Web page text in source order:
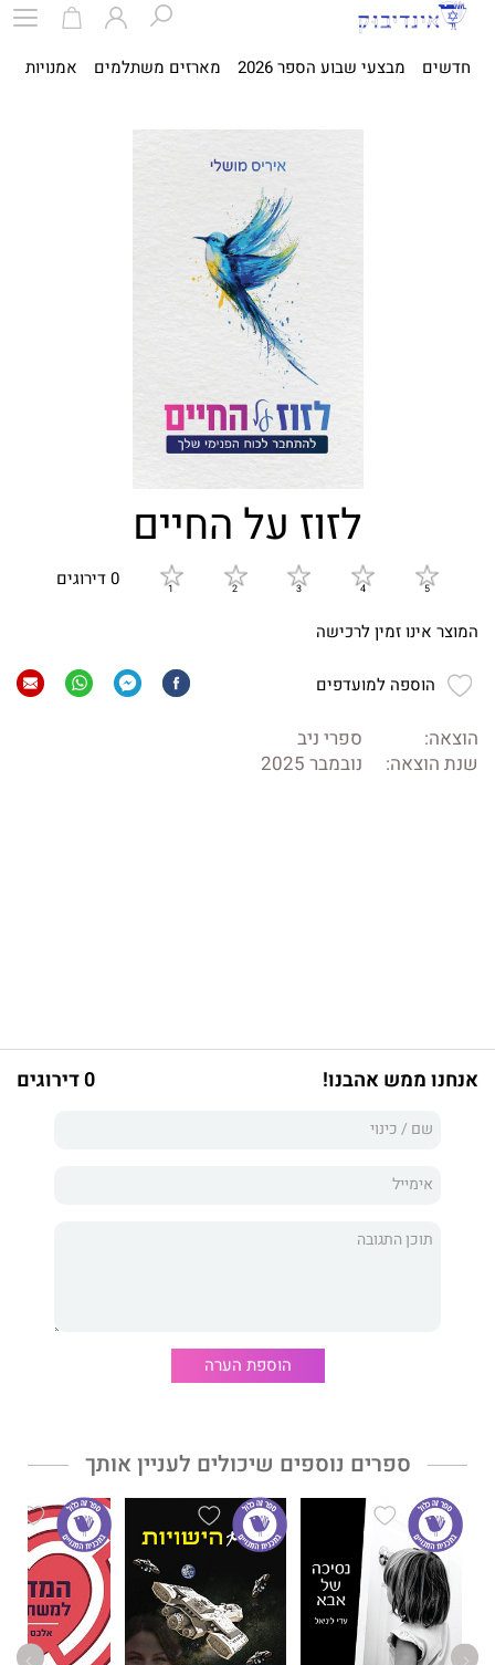
חדשים מבצעי שבוע הספר 2026 מארזים משתלמים אמנויות
לזוז על החיים
0 דירוגים
המוצר אינו זמין לרכישה
הוספה למועדפים
הוצאה:
ספרי ניב
שנת הוצאה:
נובמבר 2025
אנחנו ממש אהבנו! 0 דירוגים
הוספת הערה
ספרים נוספים שיכולים לעניין אותך